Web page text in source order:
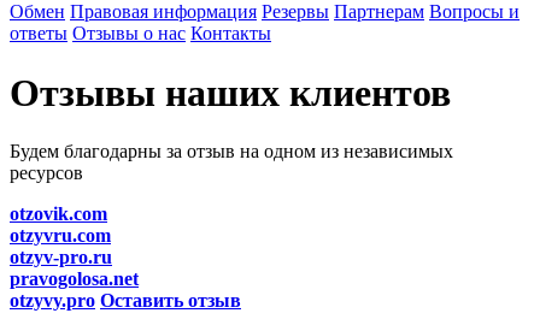
Обмен Правовая информация Резервы Партнерам Вопросы и
ответы Отзывы о нас Контакты
Отзывы наших клиентов
Будем благодарны за отзыв на одном из независимых
ресурсов
otzovik.com
otzyvru.com
otzyv-pro.ru
pravogolosa.net
otzyvy.pro Оставить отзыв